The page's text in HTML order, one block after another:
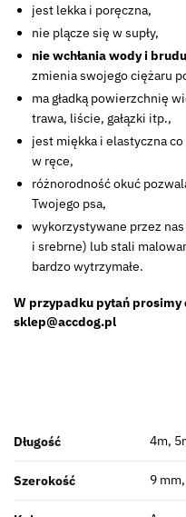
jest lekka i poręczna,
nie plącze się w supły,
nie wchłania wody i brudu
zmienia swojego ciężaru
ma gładką powierzchnię
trawa, liście, gałązki itp.,
jest miękka i elastyczna
w ręce,
różnorodność okuć
Twojego psa,
wykorzystywane przez
i srebrne) lub stali
bardzo wytrzymałe.
W przypadku pytań
sklep@accdog.pl
Długość 4m,
Szerokość 9